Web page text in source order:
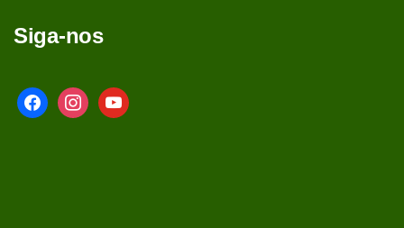
Siga-nos
facebookinstagram
youtube